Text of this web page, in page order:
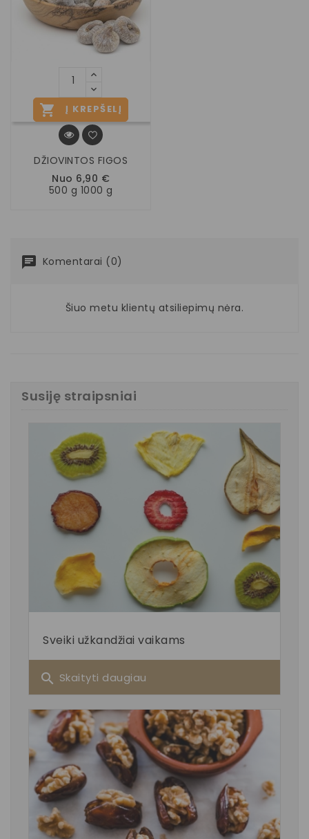
 Į KREPŠELĮ
DŽIOVINTOS FIGOS
Nuo 6,90 €
500 g 1000 g
Komentarai (0)
Šiuo metu klientų atsiliepimų nėra.
Susiję straipsniai
Sveiki užkandžiai vaikams
search Skaityti daugiau